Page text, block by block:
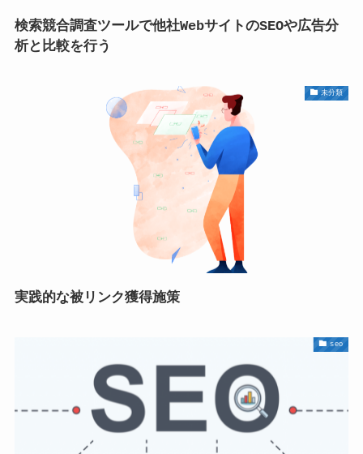
検索競合調査ツールで他社WebサイトのSEOや広告分
析と比較を行う
未分類
実践的な被リンク獲得施策
seo